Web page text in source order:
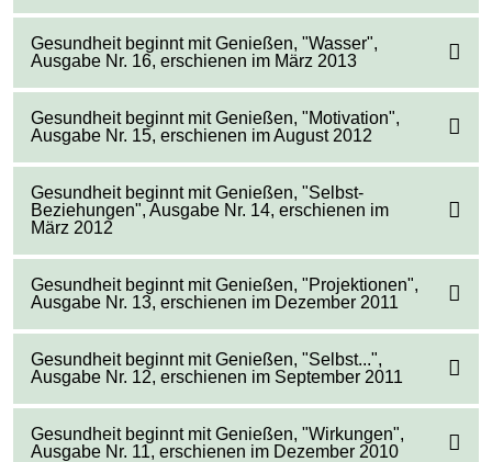
Gesundheit beginnt mit Genießen, "Wasser",
Ausgabe Nr. 16, erschienen im März 2013
Gesundheit beginnt mit Genießen, "Motivation",
Ausgabe Nr. 15, erschienen im August 2012
Gesundheit beginnt mit Genießen, "Selbst-
Beziehungen", Ausgabe Nr. 14, erschienen im
März 2012
Gesundheit beginnt mit Genießen, "Projektionen",
Ausgabe Nr. 13, erschienen im Dezember 2011
Gesundheit beginnt mit Genießen, "Selbst...",
Ausgabe Nr. 12, erschienen im September 2011
Gesundheit beginnt mit Genießen, "Wirkungen",
Ausgabe Nr. 11, erschienen im Dezember 2010